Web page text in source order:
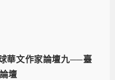
華文作家論壇九──臺
壇